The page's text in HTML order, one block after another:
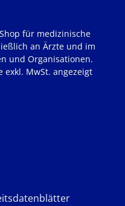
für medizinische
an Ärzte und im
und Organisationen.
exkl. MwSt. angezeigt